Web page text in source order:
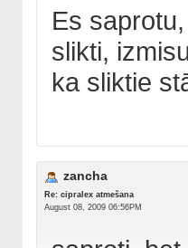
Es
slikti,
ka sliktie
zancha
Re: cipralex atmešana
August 08, 2009 06:56PM